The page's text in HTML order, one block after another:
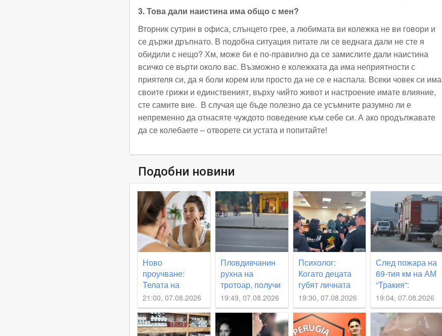
3. Това дали наистина има общо с мен?
Вторник сутрин в офиса, слънцето грее, а любимата ви колежка не ви говори и
се държи дръпнато. В подобна ситуация питате ли се веднага дали не сте я
обидили с нещо? Хм, може би е по-правилно да се замислите дали наистина
всичко се върти около вас. Възможно е колежката да има неприятности с
приятеля си, да я боли корем или просто да не се е наспала. Всеки човек си има
своите грижи и единственият, върху чийто живот и настроение имате влияние,
сте самите вие. В случая ще бъде полезно да се усъмните разумно ли е
непременно да отнасяте чуждото поведение към себе си. А ако продължавате
да се колебаете – отворете си устата и попитайте!
Подобни новини
Ново
проучване:
Телата на
младите
стареят по-
бързо
21:00, 07.08.2026
Пловдивчанин
рухна на
тротоар, получи
незаменима
помощ
19:49, 07.08.2026
Психолог:
Когато децата
губят личната
си отговорност,
те започват да
действат като
глутница
19:30, 07.08.2026
След пожара на
69-тия км на АМ
“Тракия“:
Образуваха
досъдебно
производство
19:04, 07.08.2026